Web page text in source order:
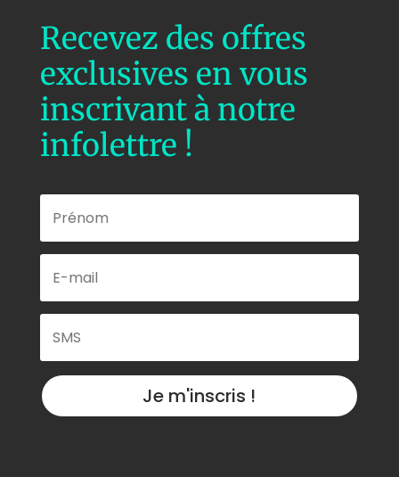
Recevez des offres
exclusives en vous
inscrivant à notre
infolettre !
Je m'inscris !